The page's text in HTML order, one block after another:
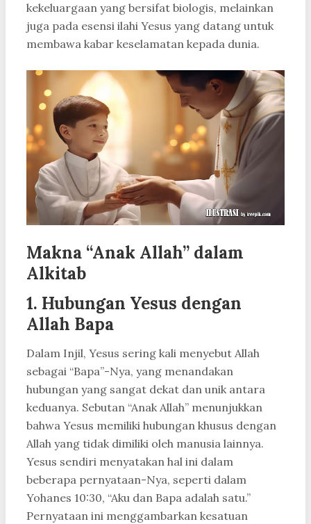
kekeluargaan yang bersifat biologis, melainkan
juga pada esensi ilahi Yesus yang datang untuk
membawa kabar keselamatan kepada dunia.
Makna “Anak Allah” dalam
Alkitab
1. Hubungan Yesus dengan
Allah Bapa
Dalam Injil, Yesus sering kali menyebut Allah
sebagai “Bapa”-Nya, yang menandakan
hubungan yang sangat dekat dan unik antara
keduanya. Sebutan “Anak Allah” menunjukkan
bahwa Yesus memiliki hubungan khusus dengan
Allah yang tidak dimiliki oleh manusia lainnya.
Yesus sendiri menyatakan hal ini dalam
beberapa pernyataan-Nya, seperti dalam
Yohanes 10:30, “Aku dan Bapa adalah satu.”
Pernyataan ini menggambarkan kesatuan